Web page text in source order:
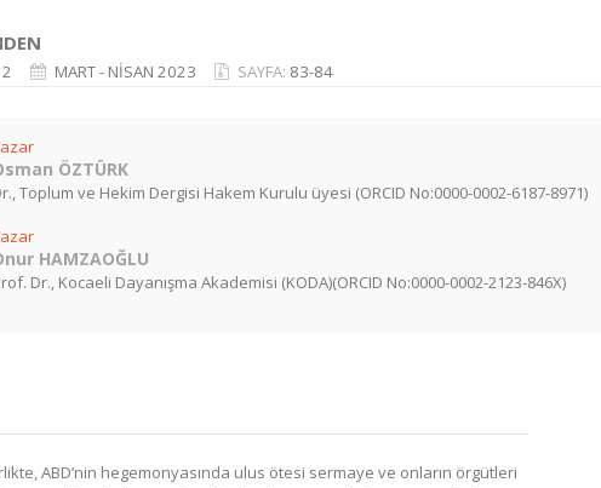
2 MART - NİSAN 2023 SAYFA: 83-84
ÖZTÜRK
Toplum ve Hekim Dergisi Hakem Kurulu üyesi (ORCID No:0000-0002-6187-8971)
HAMZAOĞLU
Dr., Kocaeli Dayanışma Akademisi (KODA)(ORCID No:0000-0002-2123-846X)
ABD’nin hegemonyasında ulus ötesi sermaye ve onların örgütleri